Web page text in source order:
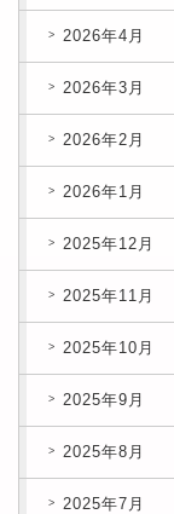
2026年4月
2026年3月
2026年2月
2026年1月
2025年12月
2025年11月
2025年10月
2025年9月
2025年8月
2025年7月